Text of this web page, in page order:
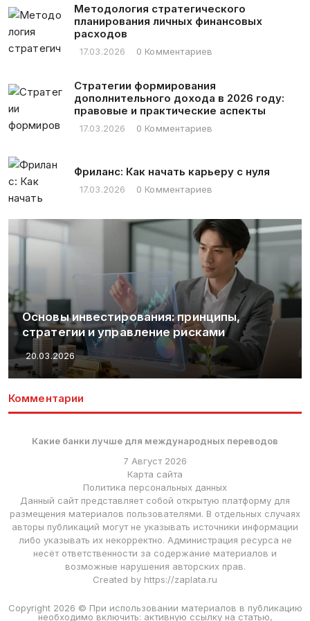
Методология стратегического
планирования личных финансовых
расходов
17.03.2026 0 Комментариев
Стратегии формирования
дополнительного дохода в 2026 году:
правовые и практические аспекты
17.03.2026 0 Комментариев
Фриланс: Как начать карьеру с нуля
17.03.2026 0 Комментариев
Основы инвестирования: принципы,
стратегии и управление рисками
20.03.2026
Комментарии
Какие банки лучше для международных переводов
7 Август 2026
Карта сайта
Политика персональных данных
Данный сайт представляет собой открытую платформу для
размещения материалов пользователями. В отдельных случаях
авторы публикаций могут не указывать источники информации
либо указывать их некорректно. Администрация ресурса не
несёт ответственности за содержание материалов и
возможные нарушения авторских прав.
Created by https://zaplata.ru
Copyright 2026 © При использовании материалов в публикацию
необходимо включить: активную ссылку на статью,